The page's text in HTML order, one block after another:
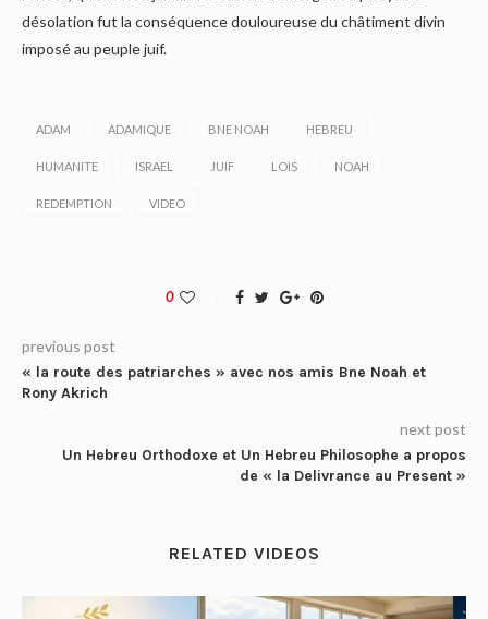
désolation fut la conséquence douloureuse du châtiment divin
imposé au peuple juif.
ADAM ADAMIQUE BNE NOAH HEBREU
HUMANITE ISRAEL JUIF LOIS NOAH
REDEMPTION VIDEO
0
previous post
« la route des patriarches » avec nos amis Bne Noah et
Rony Akrich
next post
Un Hebreu Orthodoxe et Un Hebreu Philosophe a propos
de « la Delivrance au Present »
RELATED VIDEOS